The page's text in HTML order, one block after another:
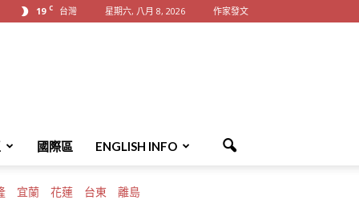
19 C 台灣 星期六, 八月 8, 2026 作家發文
國際區 ENGLISH INFO
宜蘭 花蓮 台東 離島